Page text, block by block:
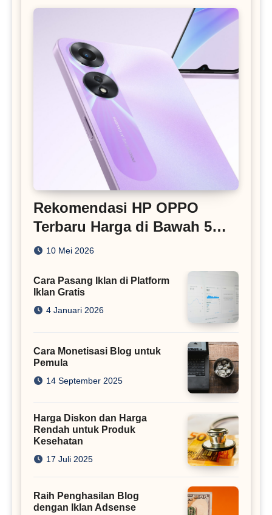
Rekomendasi HP OPPO
Terbaru Harga di Bawah 5
Juta
10 Mei 2026
Cara Pasang Iklan di Platform
Iklan Gratis
4 Januari 2026
Cara Monetisasi Blog untuk
Pemula
14 September 2025
Harga Diskon dan Harga
Rendah untuk Produk
Kesehatan
17 Juli 2025
Raih Penghasilan Blog
dengan Iklan Adsense